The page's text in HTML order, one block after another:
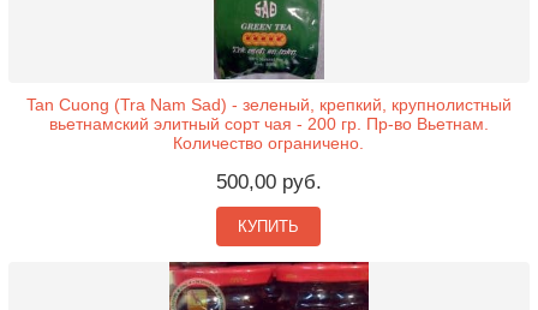
Tan Cuong (Tra Nam Sad) - зеленый, крепкий, крупнолистный
вьетнамский элитный сорт чая - 200 гр. Пр-во Вьетнам.
Количество ограничено.
500,00 руб.
КУПИТЬ